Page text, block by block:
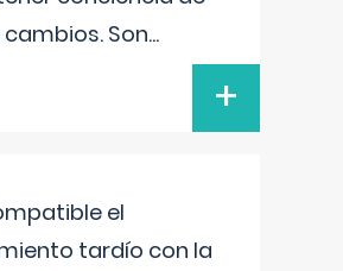
Son...
+
el
tardío con la